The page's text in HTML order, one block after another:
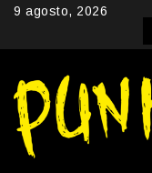
Skip9 agosto, 2026